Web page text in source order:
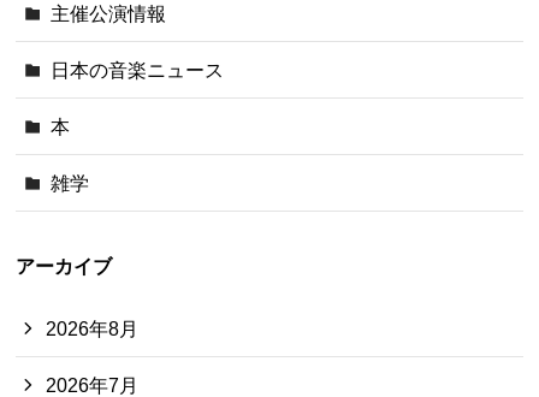
主催公演情報
日本の音楽ニュース
本
雑学
アーカイブ
2026年8月
2026年7月